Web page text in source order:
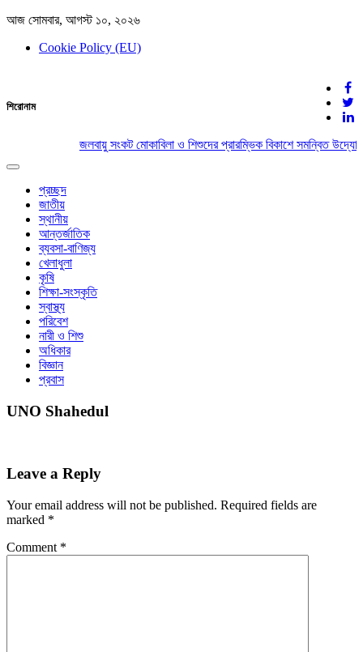
আজ সোমবার, আগস্ট ১০, ২০২৬
Cookie Policy (EU)
দেশের খবর
যুক্ত থাকুন দেশের সঙ্গে
শিরোনাম
জলবায়ু সংকট মোকাবিলা ও শিশুদের প্রারম্ভিক বিকাশে সমন্বিত
Toggle
navigation
প্রচ্ছদ
জাতীয়
স্থানীয়
আন্তর্জাতিক
ব্যবসা-বাণিজ্য
খেলাধুলা
কৃষি
শিক্ষা-সংস্কৃতি
স্বাস্থ্য
পরিবেশ
নারী ও শিশু
অধিকার
বিজ্ঞান
প্রবাস
UNO Shahedul
Leave a Reply
Your email address will not be published. Required fields are
marked *
Comment *